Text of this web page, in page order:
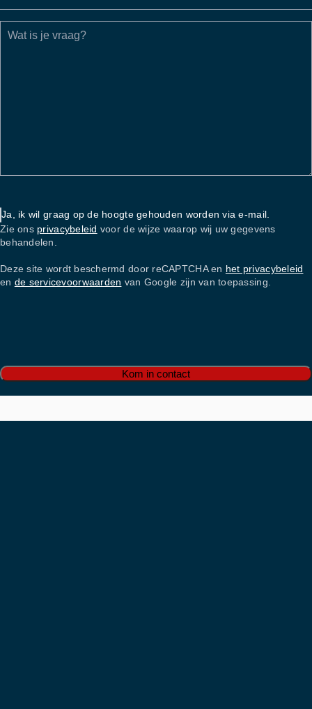
Ja, ik wil graag op de hoogte gehouden worden via e-mail.
Zie ons privacybeleid voor de wijze waarop wij uw gegevens
behandelen.
Deze site wordt beschermd door reCAPTCHA en het privacybeleid
en de servicevoorwaarden van Google zijn van toepassing.